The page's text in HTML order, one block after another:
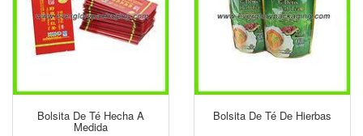
Bolsita De Té Hecha A
Medida
Bolsita De Té De Hierbas